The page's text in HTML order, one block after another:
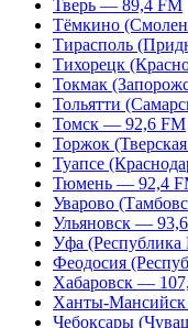
Тверь — 89,4 FM
Тёмкино
Тирасполь
Тихорецк
Токмак
Тольятти
Томск — 92,6 FM
Торжок
Туапсе
Тюмень — 92,4
Уварово
Ульяновск —
Уфа
Феодосия
Хабаровск —
Ханты-
Чебоксары